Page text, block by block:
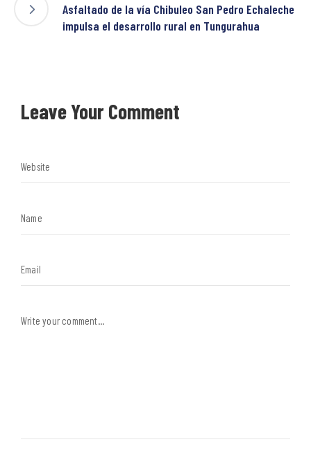
Asfaltado de la vía Chibuleo San Pedro Echaleche
impulsa el desarrollo rural en Tungurahua
Leave Your Comment